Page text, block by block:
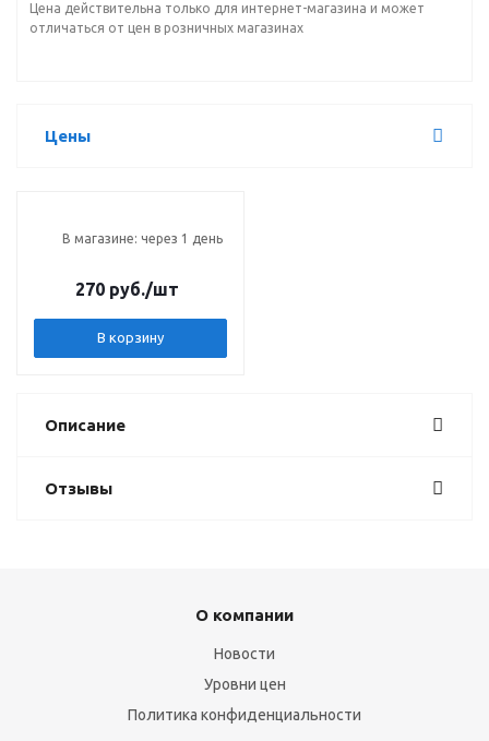
Цена действительна только для интернет-магазина и может
отличаться от цен в розничных магазинах
Цены
В магазине: через 1 день
270 руб./шт
В корзину
Описание
Отзывы
О компании
Новости
Уровни цен
Политика конфиденциальности